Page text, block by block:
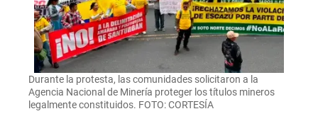
Durante la protesta, las comunidades solicitaron a la
Agencia Nacional de Minería proteger los títulos mineros
legalmente constituidos. FOTO: CORTESÍA